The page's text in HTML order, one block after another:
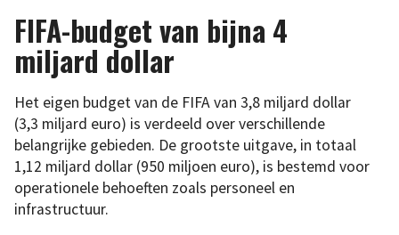
FIFA-budget van bijna 4
miljard dollar
Het eigen budget van de FIFA van 3,8 miljard dollar
(3,3 miljard euro) is verdeeld over verschillende
belangrijke gebieden. De grootste uitgave, in totaal
1,12 miljard dollar (950 miljoen euro), is bestemd voor
operationele behoeften zoals personeel en
infrastructuur.